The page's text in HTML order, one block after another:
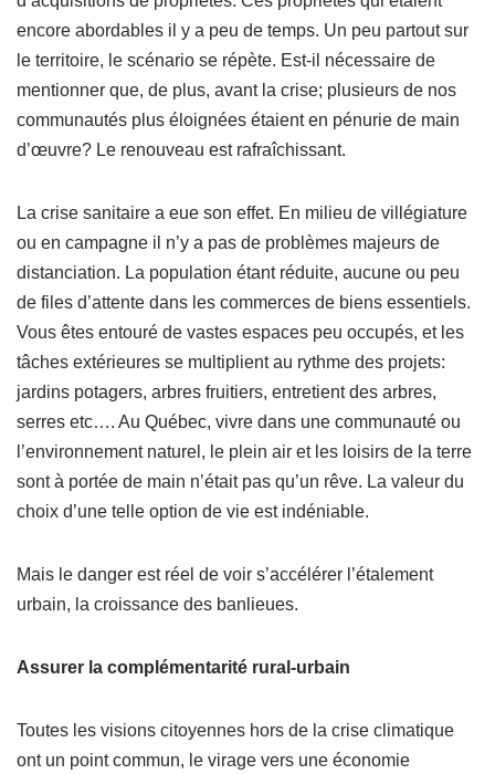
encore abordables il y a peu de temps. Un peu partout sur
le territoire, le scénario se répète. Est-il nécessaire de
mentionner que, de plus, avant la crise; plusieurs de nos
communautés plus éloignées étaient en pénurie de main
d’œuvre? Le renouveau est rafraîchissant.
La crise sanitaire a eue son effet. En milieu de villégiature
ou en campagne il n’y a pas de problèmes majeurs de
distanciation. La population étant réduite, aucune ou peu
de files d’attente dans les commerces de biens essentiels.
Vous êtes entouré de vastes espaces peu occupés, et les
tâches extérieures se multiplient au rythme des projets:
jardins potagers, arbres fruitiers, entretient des arbres,
serres etc…. Au Québec, vivre dans une communauté ou
l’environnement naturel, le plein air et les loisirs de la terre
sont à portée de main n’était pas qu’un rêve. La valeur du
choix d’une telle option de vie est indéniable.
Mais le danger est réel de voir s’accélérer l’étalement
urbain, la croissance des banlieues.
Assurer la complémentarité rural-urbain
Toutes les visions citoyennes hors de la crise climatique
ont un point commun, le virage vers une économie